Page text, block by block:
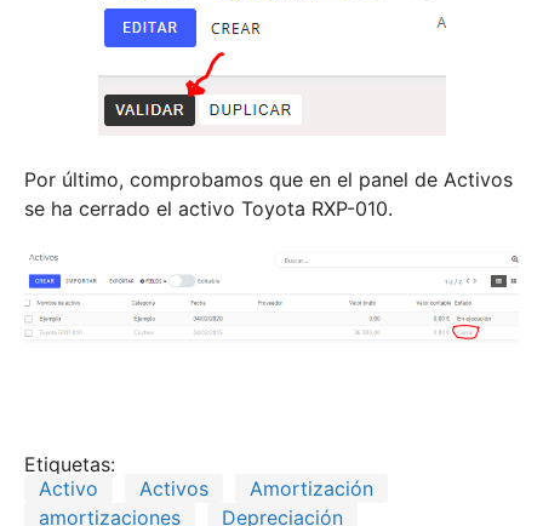
Por último, comprobamos que en el panel de Activos
se ha cerrado el activo Toyota RXP-010.
Etiquetas:
Activo
Activos
Amortización
amortizaciones
Depreciación